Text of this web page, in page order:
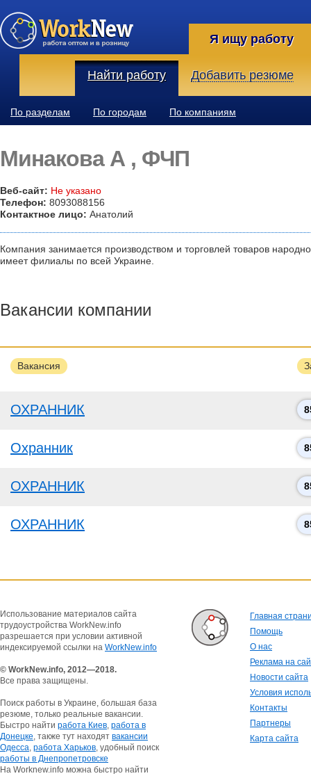
Я ищу работу
Найти работу Добавить резюме
По разделам По городам По компаниям
Минакова А , ФЧП
Веб-сайт: Не указано
Телефон: 8093088156
Контактное лицо: Анатолий
Компания занимается производством и торговлей товаров
имеет филиалы по всей Украине.
Вакансии компании
Вакансия
ОХРАННИК
Охранник
ОХРАННИК
ОХРАННИК
Использование материалов сайта
трудоустройства WorkNew.info
разрешается при условии активной
индексируемой ссылки на WorkNew.info
© WorkNew.info, 2012—2018.
Все права защищены.
Поиск работы в Украине, большая база
резюме, только реальные вакансии.
Быстро найти работа Киев, работа в
Донецке, также тут находят вакансии
Одесса, работа Харьков, удобный поиск
работы в Днепропетровске
На Worknew.info можна быстро найти
Главная
Помощь
О нас
Реклама на
Новости сайта
Условия
Контакты
Партнеры
Карта сайта